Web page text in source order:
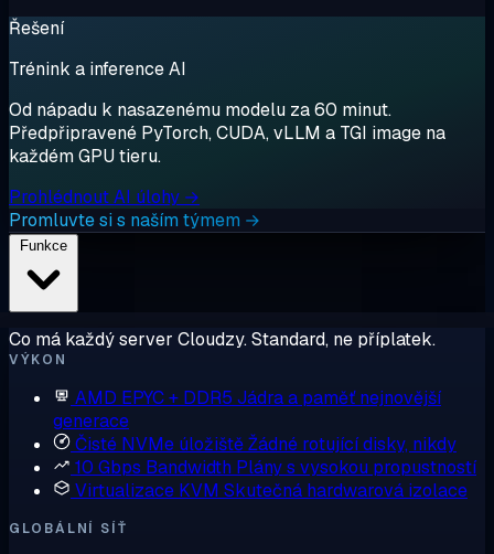
Řešení
Trénink a inference AI
Od nápadu k nasazenému modelu za 60 minut.
Předpřipravené PyTorch, CUDA, vLLM a TGI image na
každém GPU tieru.
Prohlédnout AI úlohy →
Promluvte si s naším týmem →
Co má každý server Cloudzy. Standard, ne příplatek.
VÝKON
AMD EPYC + DDR5 Jádra a paměť nejnovější
generace
Čisté NVMe úložištěŽádné rotující disky, nikdy
10 Gbps Bandwidth Plány s vysokou propustností
Virtualizace KVM Skutečná hardwarová izolace
GLOBÁLNÍ SÍŤ